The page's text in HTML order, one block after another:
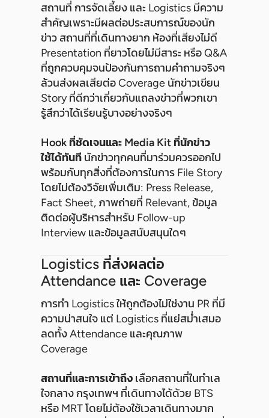
สถานที่ การจัดเลี้ยง และ Logistics มีความ
สำคัญเพราะมีผลต่อประสบการณ์ของนัก
ข่าว สถานที่ที่เดินทางยาก ห้องที่เสียงไม่ดี
Presentation ที่ยาวโดยไม่มีสาระ หรือ Q&A
ที่ถูกควบคุมจนป้องกันการถามคำถามจริงๆ
ล้วนส่งผลเสียต่อ Coverage นักข่าวเขียน
Story ที่ดีกว่าเกี่ยวกับแถลงข่าวที่พวกเขา
รู้สึกว่าได้เรียนรู้บางอย่างจริงๆ
Hook ที่ชัดเจนและ Media Kit ที่นักข่าว
ใช้ได้ทันที นักข่าวทุกคนที่มาร่วมควรออกไป
พร้อมกับทุกสิ่งที่ต้องการในการ File Story
โดยไม่ต้องวิจัยเพิ่มเติม: Press Release,
Fact Sheet, ภาพถ่ายที่ Relevant, ข้อมูล
ติดต่อผู้บริหารสำหรับ Follow-up
Interview และข้อมูลสนับสนุนใดๆ
Logistics ที่ส่งผลต่อ
Attendance และ Coverage
การทำ Logistics ให้ถูกต้องไม่ใช่งาน PR ที่มี
ความน่าสนใจ แต่ Logistics ที่แย่สม่ำเสมอ
ลดทั้ง Attendance และคุณภาพ
Coverage
สถานที่และการเข้าถึง เลือกสถานที่ในทำเล
ใจกลาง กรุงเทพฯ ที่เดินทางได้ด้วย BTS
หรือ MRT โดยไม่ต้องใช้เวลาเดินทางมาก